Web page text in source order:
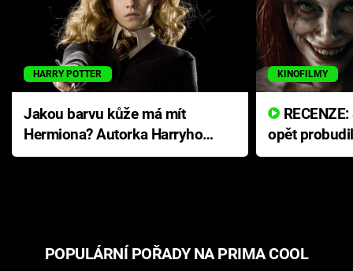
HARRY POTTER
Jakou barvu kůže má mít
Hermiona? Autorka Harryho
Pottera přišla s ráznou
KINOFILMY
opět
přichází s
POPULÁRNÍ POŘADY NA PRIMA COOL